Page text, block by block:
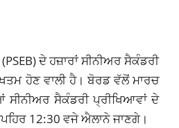
ਦੇ ਹਜ਼ਾਰਾਂ ਸੀਨੀਅਰ ਸੈਕੰਡਰੀ
ਹੋਣ ਵਾਲੀ ਹੈ। ਬੋਰਡ ਵੱਲੋਂ ਮਾਰਚ
ਸੈਕੰਡਰੀ ਪ੍ਰੀਖਿਆਵਾਂ ਦੇ
12:30 ਵਜੇ ਐਲਾਨੇ ਜਾਣਗੇ।